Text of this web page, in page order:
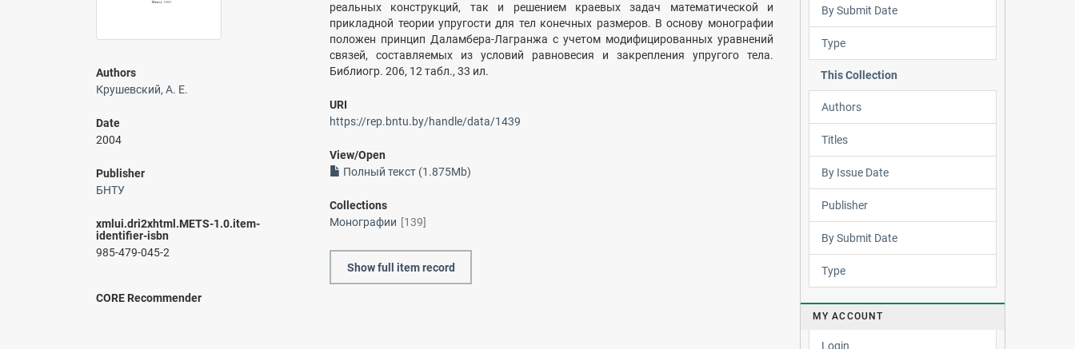
Authors
Крушевский, А. Е.
Date
2004
Publisher
БНТУ
xmlui.dri2xhtml.METS-1.0.item-
identifier-isbn
985-479-045-2
реальных конструкций, так и решением краевых задач математической и
прикладной теории упругости для тел конечных размеров. В основу монографии
положен принцип Даламбера-Лагранжа с учетом модифицированных уравнений
связей, составляемых из условий равновесия и закрепления упругого тела.
Библиогр. 206, 12 табл., 33 ил.
URI
https://rep.bntu.by/handle/data/1439
View/Open
Полный текст (1.875Mb)
Collections
Монографии [139]
Show full item record
CORE Recommender
By Submit Date
Type
This Collection
Authors
Titles
By Issue Date
Publisher
By Submit Date
Type
MY ACCOUNT
Login